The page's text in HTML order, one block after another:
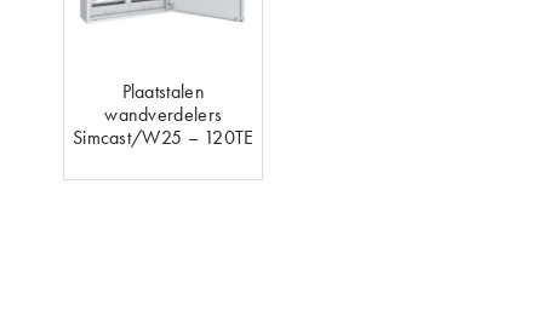
Plaatstalen
wandverdelers
Simcast/W25 – 120TE